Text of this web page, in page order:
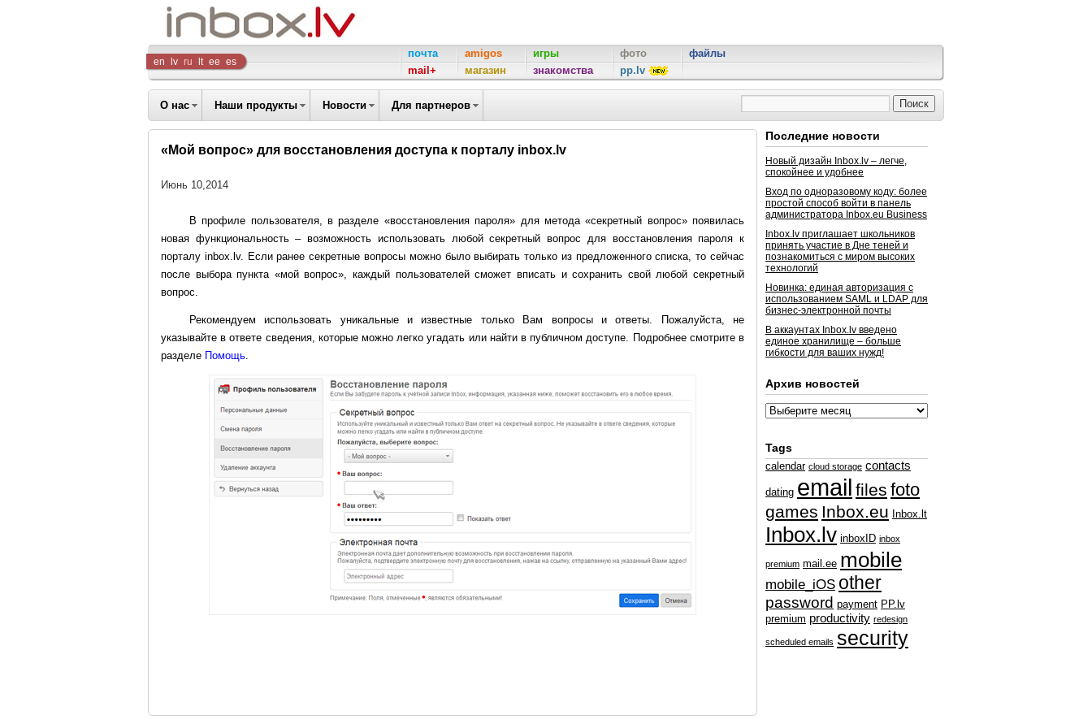
Inbox
Company
en lv ru lt ee es
почта
mail+
amigos
магазин
игры
знакомства
фото
pp.lv
файлы
О нас Наши продукты Новости Для партнеров
«Мой вопрос» для восстановления доступа к порталу inbox.lv
Июнь 10,2014
В профиле пользователя, в разделе «восстановления пароля» для метода «секретный вопрос» появилась
новая функциональность – возможность использовать любой секретный вопрос для восстановления пароля к
порталу inbox.lv. Если ранее секретные вопросы можно было выбирать только из предложенного списка, то сейчас
после выбора пункта «мой вопрос», каждый пользователей сможет вписать и сохранить свой любой секретный
вопрос.
Рекомендуем использовать уникальные и известные только Вам вопросы и ответы. Пожалуйста, не
указывайте в ответе сведения, которые можно легко угадать или найти в публичном доступе. Подробнее смотрите в
разделе Помощь.
Последние новости
Новый дизайн Inbox.lv – легче,
спокойнее и удобнее
Вход по одноразовому коду: более
простой способ войти в панель
администратора Inbox.eu Business
Inbox.lv приглашает школьников
принять участие в Дне теней и
познакомиться с миром высоких
технологий
Новинка: единая авторизация с
использованием SAML и LDAP для
бизнес-электронной почты
В аккаунтах Inbox.lv введено
единое хранилище – больше
гибкости для ваших нужд!
Архив новостей
Tags
calendar cloud storage contacts
dating email files foto
games Inbox.eu Inbox.lt
Inbox.lv inboxID inbox
premium mail.ee mobile
mobile_iOS other
password payment PP.lv
premium productivity redesign
scheduled emails security